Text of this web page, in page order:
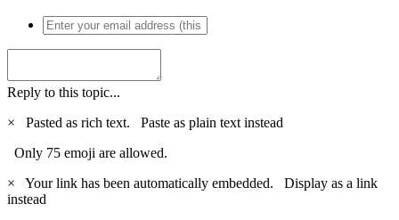
Reply to this topic...
×
Pasted as rich text. Paste as plain text instead
Only 75 emoji are allowed.
×
Your link has been automatically embedded. Display as a link
instead